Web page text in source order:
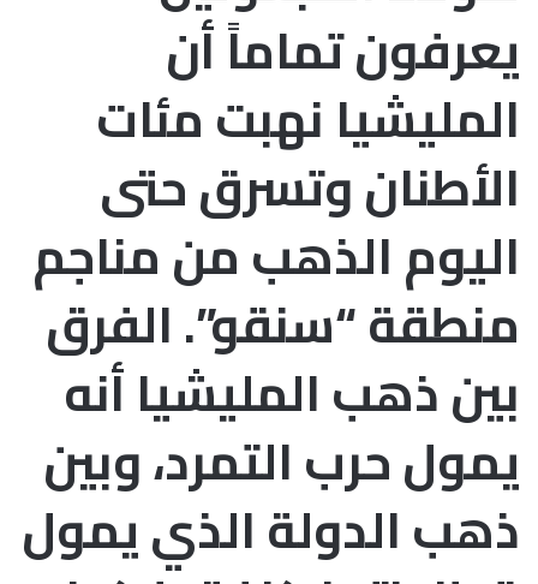
يعرفون تماماً أن
المليشيا نهبت مئات
الأطنان وتسرق حتى
اليوم الذهب من مناجم
منطقة “سنقو”. الفرق
بين ذهب المليشيا أنه
يمول حرب التمرد، وبين
ذهب الدولة الذي يمول